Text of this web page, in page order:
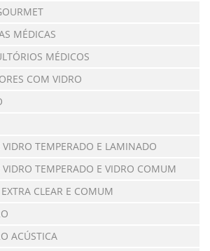
MÉDICAS
MÉDICOS
COM VIDRO
VIDRO TEMPERADO E LAMINADO
VIDRO TEMPERADO E VIDRO COMUM
CLEAR E COMUM
ACÚSTICA